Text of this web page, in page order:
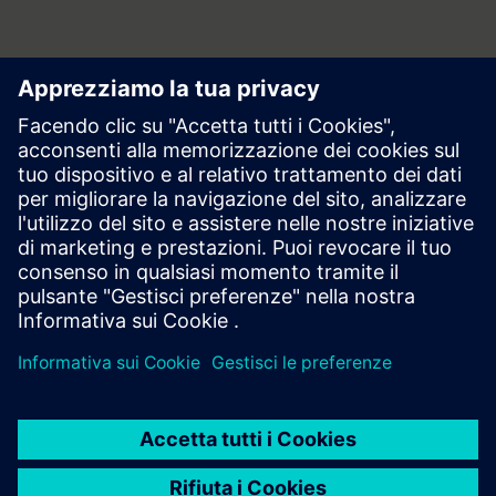
Experience Center (DEX). La società è certificata per il secondo
anno consecutivo Top Employer Italia 2020.
Area stampa | Azienda | Siemens
© Siemens 1996 – 2026
Informazioni Corporate
Privacy
Cookie Notice
Digital ID